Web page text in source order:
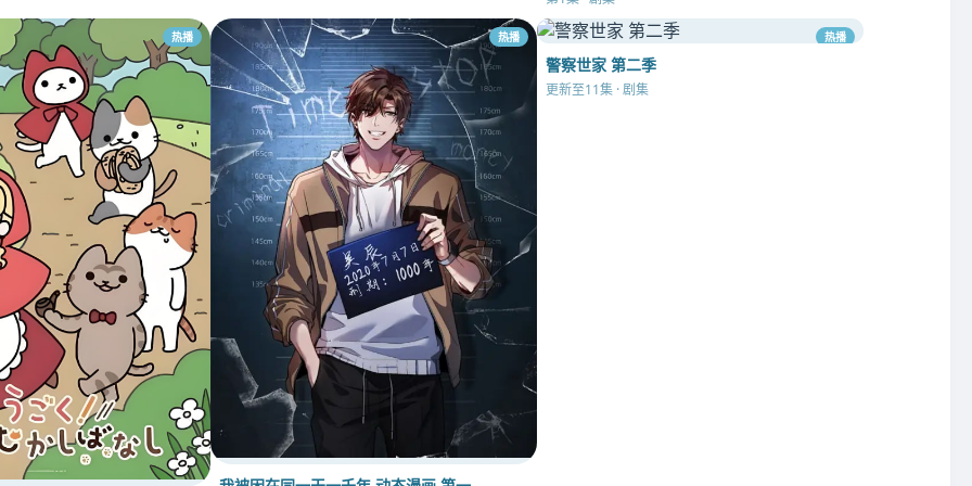
热播 热播 热播
警察世家 第二季
更新至11集 · 剧集